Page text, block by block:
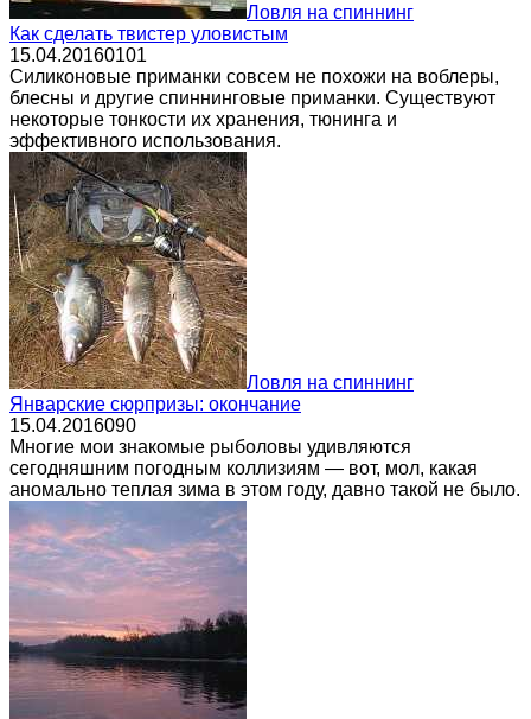
Ловля на спиннинг
Как сделать твистер уловистым
15.04.20160101
Силиконовые приманки совсем не похожи на воблеры,
блесны и другие спиннинговые приманки. Существуют
некоторые тонкости их хранения, тюнинга и
эффективного использования.
Ловля на спиннинг
Январские сюрпризы: окончание
15.04.2016090
Многие мои знакомые рыболовы удивляются
сегодняшним погодным коллизиям — вот, мол, какая
аномально теплая зима в этом году, давно такой не было.